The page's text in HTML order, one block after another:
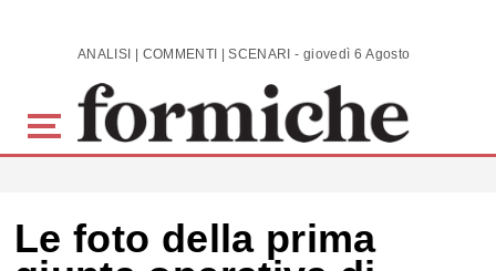
Skip to main content ANALISI | COMMENTI | SCENARI - giovedì 6 Agosto 2026
Le foto della prima